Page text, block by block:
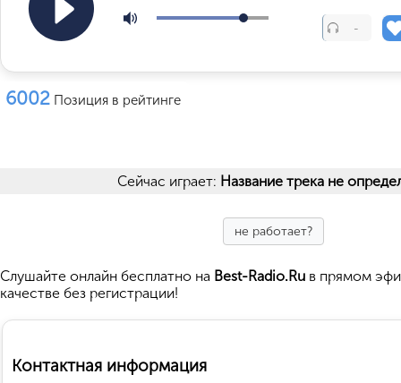
-
6002 Позиция в рейтинге
Сейчас играет: Название трека не
не работает?
Cлушайте онлайн бесплатно на Best-Radio.Ru в прямом
качестве без регистрации!
Контактная информация